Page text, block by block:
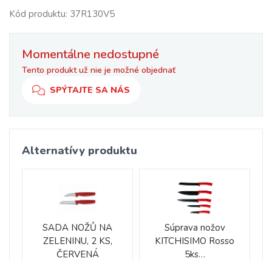
Kód produktu: 37R130V5
Momentálne nedostupné
Tento produkt už nie je možné objednať
SPÝTAJTE SA NÁS
Alternatívy produktu
SADA NOŽŮ NA
ZELENINU, 2 KS,
ČERVENÁ
Súprava nožov
KITCHISIMO Rosso
5ks…